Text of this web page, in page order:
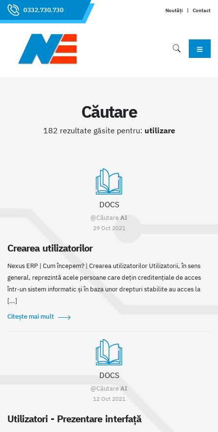
0332.730.730 Noutăți | Contact
Căutare
182 rezultate găsite pentru: utilizare
DOCS
@CăutareAI
29 Oct 2021
Crearea utilizatorilor
Nexus ERP | Cum începem? | Crearea utilizatorilor Utilizatorii, în sens
general, reprezintă acele persoane care dețin creditențiale de acces
într-un sistem informatic și în baza unor drepturi stabilite au acces la
[...]
Citește mai mult
DOCS
@CăutareAI
12 Oct 2021
Utilizatori - Prezentare interfață